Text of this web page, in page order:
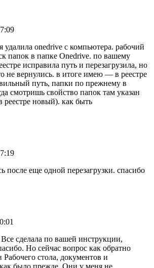
удалила onedrive c компьютера. рабочий
папок в папке Onedrive. по вашему
исправила путь и перезагрузила, но
не вернулись. в итоге имею — в реестре
путь, папки по прежнему в
смотришь свойство папок там указан
реестре новый). как быть
после еще одной перезагрузки. спасибо
сделала по вашей инструкции,
Но сейчас вопрос как обратно
Рабочего стола, документов и
было прежде. Они у меня не